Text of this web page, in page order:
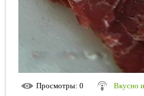
Просмотры: 0 Вкусно